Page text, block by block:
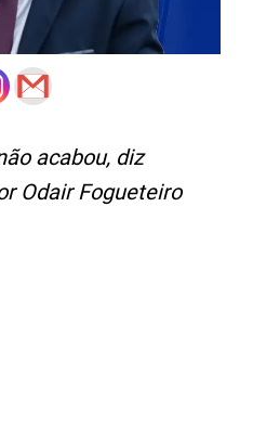
acabou, diz
Odair Fogueteiro